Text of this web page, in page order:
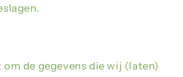
de gegevens die wij (laten)